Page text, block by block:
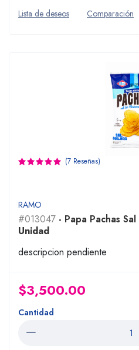
Lista de deseos Comparación
(7 Reseñas)
RAMO
#013047 - Papa Pachas
Unidad
descripcion pendiente
$3,500.00
Cantidad